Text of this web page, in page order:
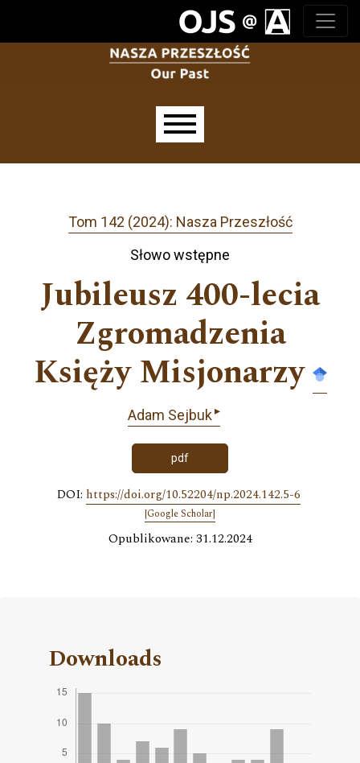
Tom 142 (2024): Nasza Przeszłość
Słowo wstępne
Jubileusz 400-lecia
Zgromadzenia
Księży Misjonarzy
Adam Sejbuk▸
pdf
DOI: https://doi.org/10.52204/np.2024.142.5-6
[Google Scholar]
Opublikowane: 31.12.2024
Downloads